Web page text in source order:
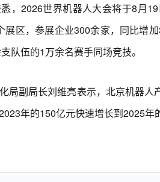
2026世界机器人大会将于8月19
展区，参展企业300余家，同比增
队伍的1万余名赛手同场竞技。
副局长刘维亮表示，北京机器人
年的150亿元快速增长到2025